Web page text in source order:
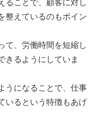
ることで、顧客に対し
整えているのもポイン
て、労働時間を短縮し
きるようにしていま
うになることで、仕事
いるという特徴もあげ